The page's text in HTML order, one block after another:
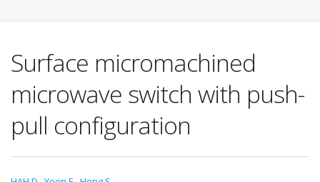
Surface micromachined
microwave switch with push-
pull configuration